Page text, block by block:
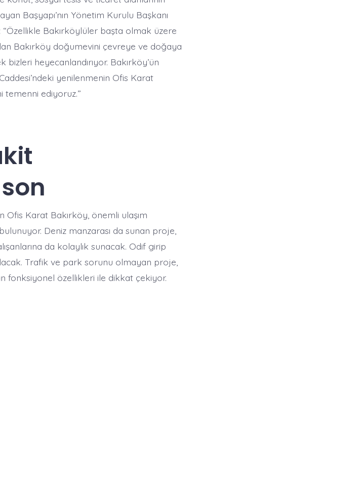
Başyapı’nın Yönetim Kurulu Başkanı
Bakırköylüler başta olmak üzere
Bakırköy doğumevini çevreye ve doğaya
heyecanlandırıyor. Bakırköy’ün
yenilenmenin Ofis Karat
temenni ediyoruz.”
Ofis Karat Bakırköy, önemli ulaşım
Deniz manzarası da sunan proje,
da kolaylık sunacak. Odif girip
Trafik ve park sorunu olmayan proje,
fonksiyonel özellikleri ile dikkat çekiyor.